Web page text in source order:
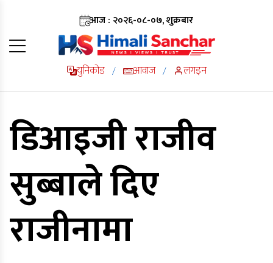
आज : २०२६-०८-०७, शुक्रबार
युनिकोड / आवाज / लगइन
डिआइजी राजीव
सुब्बाले दिए
राजीनामा